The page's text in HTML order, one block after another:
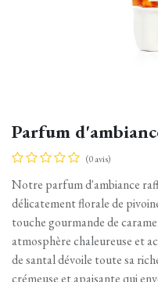
Parfum
(0 avis)
Notre parfum d'ambiance
délicatement florale de
touche gourmande de
atmosphère chaleureuse et
de santal dévoile toute sa